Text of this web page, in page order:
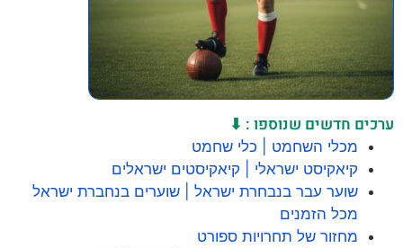
ערכים חדשים שנוספו : ⬇
מכלי השחמט | כלי שחמט
קיאקיסט ישראלי | קיאקיסטים ישראלים
שוער עבר בנבחרת ישראל | שוערים בנחברת ישראל
מכל הזמנים
מחזור של תחרויות ספורט